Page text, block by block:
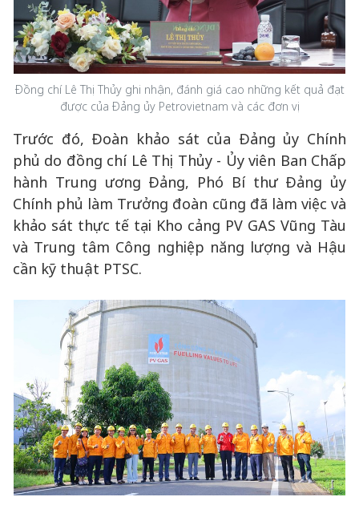
Đồng chí Lê Thị Thủy ghi nhận, đánh giá cao những kết quả đạt
được của Đảng ủy Petrovietnam và các đơn vị
Trước đó, Đoàn khảo sát của Đảng ủy Chính
phủ do đồng chí Lê Thị Thủy - Ủy viên Ban Chấp
hành Trung ương Đảng, Phó Bí thư Đảng ủy
Chính phủ làm Trưởng đoàn cũng đã làm việc và
khảo sát thực tế tại Kho cảng PV GAS Vũng Tàu
và Trung tâm Công nghiệp năng lượng và Hậu
cần kỹ thuật PTSC.